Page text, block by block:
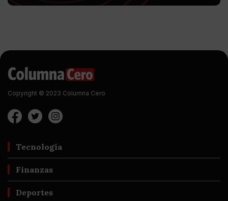
Copyright © 2023 Columna Cero
Tecnología
Finanzas
Deportes